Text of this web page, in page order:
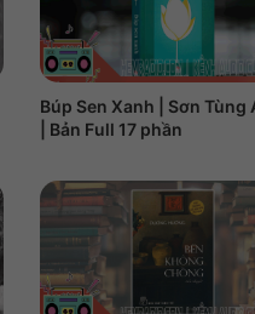
Búp Sen Xanh | Sơn Tùng
| Bản Full 17 phần